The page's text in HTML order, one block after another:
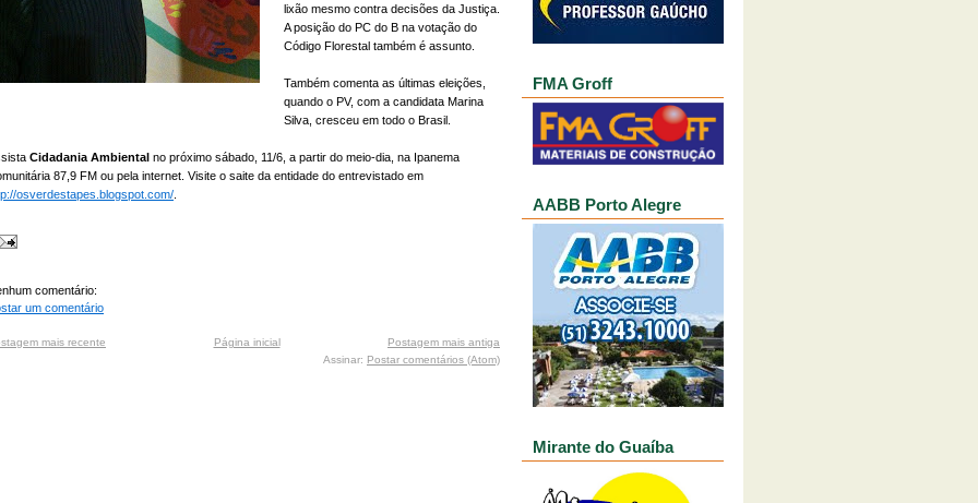
lixão mesmo contra decisões da Justiça.
A posição do PC do B na votação do
Código Florestal também é assunto.
Também comenta as últimas eleições,
quando o PV, com a candidata Marina
Silva, cresceu em todo o Brasil.
Cidadania Ambiental no próximo sábado, 11/6, a partir do meio-dia, na Ipanema
87,9 FM ou pela internet. Visite o saite da entidade do entrevistado em
osverdestapes.blogspot.com/
comentário:
um comentário
mais recente Postagem mais antiga
Página inicial
Assinar: Postar comentários (Atom)
FMA Groff
AABB Porto Alegre
Mirante do Guaíba